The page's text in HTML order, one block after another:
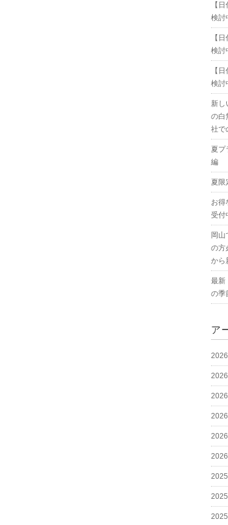
【
検討
【
検討
【
検討
新し
の白
社で
夏プ
編
夏限
お得
受付
岡
の方
から
最新
の季
ア